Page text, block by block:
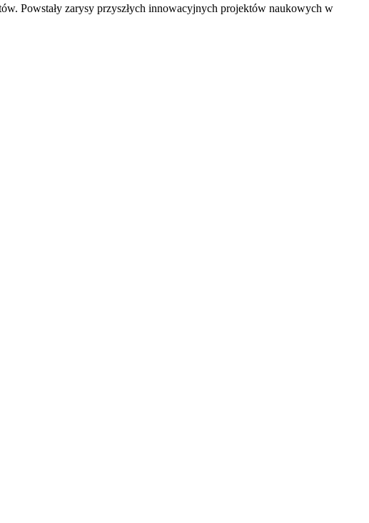
Powstały zarysy przyszłych innowacyjnych projektów naukowych w